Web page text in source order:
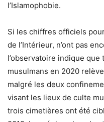
l’Islamophobie.
Si les chiffres officiels
de l’Intérieur, n’ont pas
l’observatoire indique
musulmans en 2020
malgré les deux
visant les lieux de culte
trois cimetières ont été